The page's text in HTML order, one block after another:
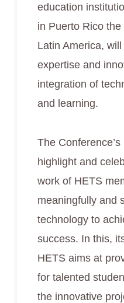
education
in Puerto Rico
Latin America,
expertise and
integration of
and learning.
The
highlight and
work of HETS
meaningfully and
technology to
success. In this,
HETS aims at
for talented
the innovative